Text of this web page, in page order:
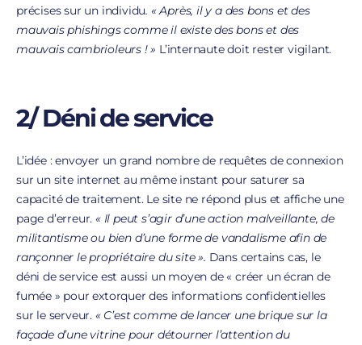
précises sur un individu. « Après, il y a des bons et des
mauvais phishings comme il existe des bons et des
mauvais cambrioleurs ! » L’internaute doit rester vigilant.
2/ Déni de service
L’idée : envoyer un grand nombre de requêtes de connexion
sur un site internet au même instant pour saturer sa
capacité de traitement. Le site ne répond plus et affiche une
page d’erreur.« Il peut s’agir d’une action malveillante, de
militantisme ou bien d’une forme de vandalisme afin de
rançonner le propriétaire du site ». Dans certains cas, le
déni de service est aussi un moyen de « créer un écran de
fumée » pour extorquer des informations confidentielles
sur le serveur. « C’est comme de lancer une brique sur la
façade d’une vitrine pour détourner l’attention du